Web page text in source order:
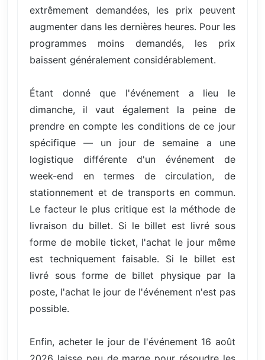
extrêmement demandées, les prix peuvent
augmenter dans les dernières heures. Pour les
programmes moins demandés, les prix
baissent généralement considérablement.
Étant donné que l'événement a lieu le
dimanche, il vaut également la peine de
prendre en compte les conditions de ce jour
spécifique — un jour de semaine a une
logistique différente d'un événement de
week-end en termes de circulation, de
stationnement et de transports en commun.
Le facteur le plus critique est la méthode de
livraison du billet. Si le billet est livré sous
forme de mobile ticket, l'achat le jour même
est techniquement faisable. Si le billet est
livré sous forme de billet physique par la
poste, l'achat le jour de l'événement n'est pas
possible.
Enfin, acheter le jour de l'événement 16 août